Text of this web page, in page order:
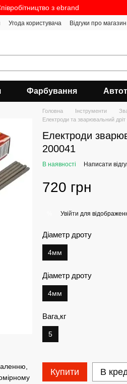
з ebrand
Угода користувача Відгуки про магазин
Фарбування
Головна Інструменти
Електроди та зварювальний
Електроди
200041
В наявності Написати
720 грн
Увійти для
Діаметр дроту
4мм
Діаметр дроту
4мм
Вага,кг
5
Купити В